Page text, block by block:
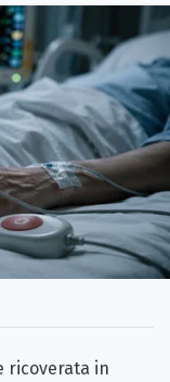
ricoverata in